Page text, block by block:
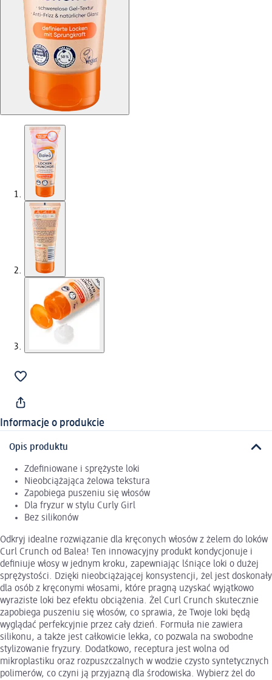
Informacje o produkcie
Opis produktu
Zdefiniowane i sprężyste loki
Nieobciążająca żelowa tekstura
Zapobiega puszeniu się włosów
Dla fryzur w stylu Curly Girl
Bez silikonów
Odkryj idealne rozwiązanie dla kręconych włosów z żelem do loków
Curl Crunch od Balea! Ten innowacyjny produkt kondycjonuje i
definiuje włosy w jednym kroku, zapewniając lśniące loki o dużej
sprężystości. Dzięki nieobciążającej konsystencji, żel jest doskonały
dla osób z kręconymi włosami, które pragną uzyskać wyjątkowo
wyraziste loki bez efektu obciążenia. Żel Curl Crunch skutecznie
zapobiega puszeniu się włosów, co sprawia, że Twoje loki będą
wyglądać perfekcyjnie przez cały dzień. Formuła nie zawiera
silikonu, a także jest całkowicie lekka, co pozwala na swobodne
stylizowanie fryzury. Dodatkowo, receptura jest wolna od
mikroplastiku oraz rozpuszczalnych w wodzie czysto syntetycznych
polimerów, co czyni ją przyjazną dla środowiska. Wybierz żel do